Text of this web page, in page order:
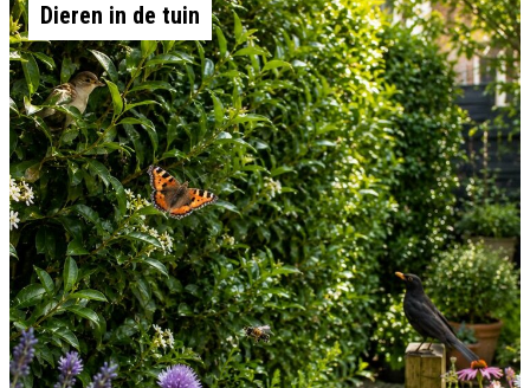
Dieren in de tuin